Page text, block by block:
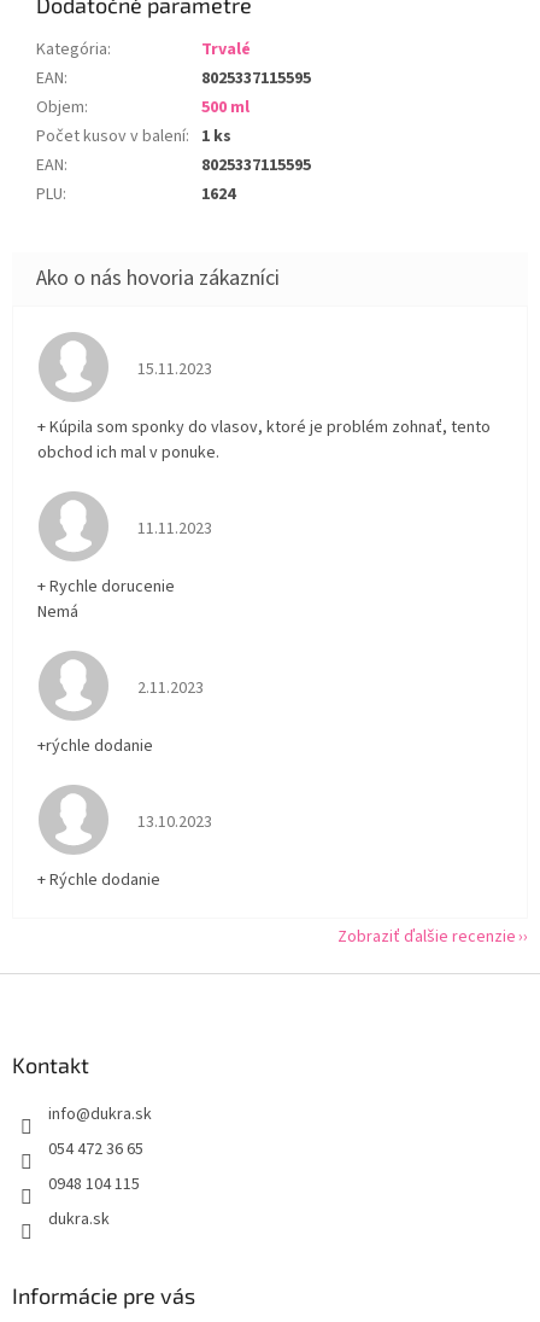
Kategória:
Trvalé
EAN:
8025337115595
Objem:
500 ml
Počet kusov v balení: 1 ks
EAN:
8025337115595
PLU: 1624
Hodnotenie obchodu je 5 z 5 hviezdičiek.
15.11.2023
+ Kúpila som sponky do vlasov, ktoré je problém zohnať, tento
obchod ich mal v ponuke.
Hodnotenie obchodu je 5 z 5 hviezdičiek.
11.11.2023
+ Rychle dorucenie
Nemá
Hodnotenie obchodu je 5 z 5 hviezdičiek.
2.11.2023
+rýchle dodanie
Hodnotenie obchodu je 5 z 5 hviezdičiek.
13.10.2023
+ Rýchle dodanie
Zobraziť ďalšie recenzie
Kontakt
info@dukra.sk
054 472 36 65
0948 104 115
dukra.sk
Informácie pre vás